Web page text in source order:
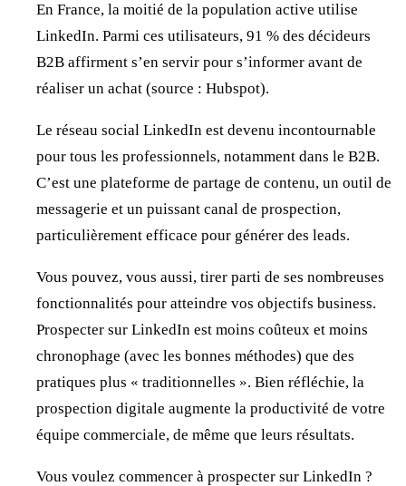
En France, la moitié de la population active utilise
LinkedIn. Parmi ces utilisateurs, 91 % des décideurs
B2B affirment s’en servir pour s’informer avant de
réaliser un achat (source : Hubspot).
Le réseau social LinkedIn est devenu incontournable
pour tous les professionnels, notamment dans le B2B.
C’est une plateforme de partage de contenu, un outil de
messagerie et un puissant canal de prospection,
particulièrement efficace pour générer des leads.
Vous pouvez, vous aussi, tirer parti de ses nombreuses
fonctionnalités pour atteindre vos objectifs business.
Prospecter sur LinkedIn est moins coûteux et moins
chronophage (avec les bonnes méthodes) que des
pratiques plus « traditionnelles ». Bien réfléchie, la
prospection digitale augmente la productivité de votre
équipe commerciale, de même que leurs résultats.
Vous voulez commencer à prospecter sur LinkedIn ?